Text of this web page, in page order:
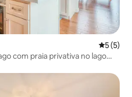
5 de
5 (5)
com praia privativa no lago